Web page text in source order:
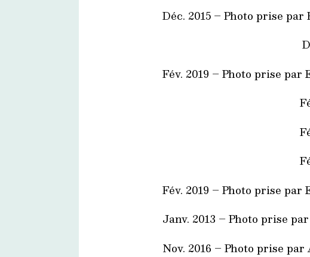
Déc. 2015 – Photo prise
Fév. 2019 – Photo prise par
Fév. 2019 – Photo prise par
Janv. 2013 – Photo prise
Nov. 2016 – Photo prise